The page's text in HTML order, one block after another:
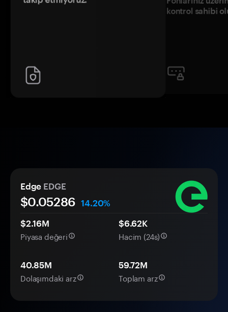
kontrol sahibi
Edge EDGE
$0.05286 14.20%
$2.16M
Piyasa değeri
$6.62K
Hacim (24s)
40.85M
Dolaşımdaki arz
59.72M
Toplam arz